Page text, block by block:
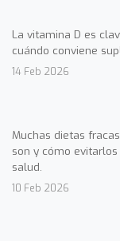
La vitamina D es
cuándo conviene
14 Feb 2026
Muchas dietas
son y cómo
salud.
10 Feb 2026